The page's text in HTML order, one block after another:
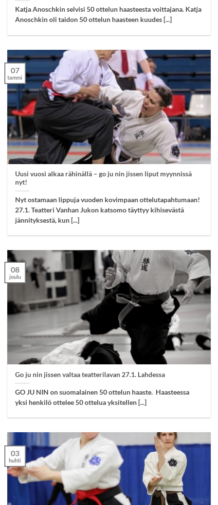
Katja Anoschkin selvisi 50 ottelun haasteesta voittajana. Katja
Anoschkin oli taidon 50 ottelun haasteen kuudes [...]
Uusi vuosi alkaa rähinällä – go ju nin jissen liput myynnissä
nyt!
Nyt ostamaan lippuja vuoden kovimpaan ottelutapahtumaan!
27.1. Teatteri Vanhan Jukon katsomo täyttyy kihisevästä
jännityksestä, kun [...]
07
tammi
Go ju nin jissen valtaa teatterilavan 27.1. Lahdessa
GO JU NIN on suomalainen 50 ottelun haaste. Haasteessa
yksi henkilö ottelee 50 ottelua yksitellen [...]
08
joulu
03
huhti